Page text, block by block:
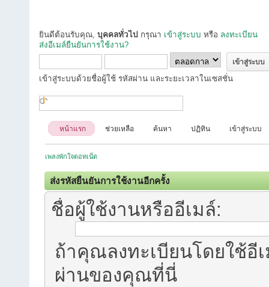
ยินดีต้อนรับคุณ, บุคคลทั่วไป กรุณา เข้าสู่ระบบ หรือ ลงทะเบียน
ส่งอีเมล์ยืนยันการใช้งาน?
เข้าสู่ระบบด้วยชื่อผู้ใช้ รหัสผ่าน และระยะเวลาในเซสชั่น
หน้าแรก ช่วยเหลือ ค้นหา ปฏิทิน เข้าสู่ระบบ
เพลงพักใจดอทเน็ต
ส่งรหัสยืนยันการใช้งานอีกครั้ง
ชื่อผู้ใช้งานหรืออีเมล์:
ถ้าคุณลงทะเบียนโดยใช้อี
ผ่านของคุณที่นี่